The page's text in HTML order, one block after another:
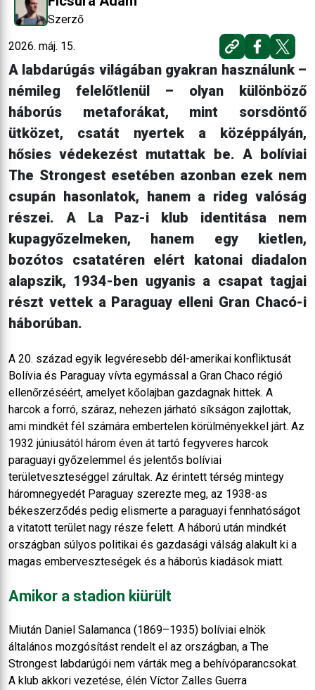
Szerző
2026. máj. 15.
A labdarúgás világában gyakran használunk –
némileg felelőtlenül – olyan különböző
háborús metaforákat, mint sorsdöntő
ütközet, csatát nyertek a középpályán,
hősies védekezést mutattak be. A bolíviai
The Strongest esetében azonban ezek nem
csupán hasonlatok, hanem a rideg valóság
részei. A La Paz-i klub identitása nem
kupagyőzelmeken, hanem egy kietlen,
bozótos csatatéren elért katonai diadalon
alapszik, 1934-ben ugyanis a csapat tagjai
részt vettek a Paraguay elleni Gran Chacó-i
háborúban.
A 20. század egyik legvéresebb dél-amerikai konfliktusát
Bolívia és Paraguay vívta egymással a Gran Chaco régió
ellenőrzéséért, amelyet kőolajban gazdagnak hittek. A
harcok a forró, száraz, nehezen járható síkságon zajlottak,
ami mindkét fél számára embertelen körülményekkel járt. Az
1932 júniusától három éven át tartó fegyveres harcok
paraguayi győzelemmel és jelentős bolíviai
területveszteséggel zárultak. Az érintett térség mintegy
háromnegyedét Paraguay szerezte meg, az 1938-as
békeszerződés pedig elismerte a paraguayi fennhatóságot
a vitatott terület nagy része felett. A háború után mindkét
országban súlyos politikai és gazdasági válság alakult ki a
magas emberveszteségek és a háborús kiadások miatt.
Amikor a stadion kiürült
Miután Daniel Salamanca (1869–1935) bolíviai elnök
általános mozgósítást rendelt el az országban, a The
Strongest labdarúgói nem várták meg a behívóparancsokat.
A klub akkori vezetése, élén Víctor Zalles Guerra